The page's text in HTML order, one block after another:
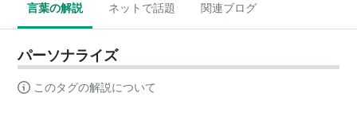
言葉の解説 ネットで話題 関連ブログ
パーソナライズ
このタグの解説について